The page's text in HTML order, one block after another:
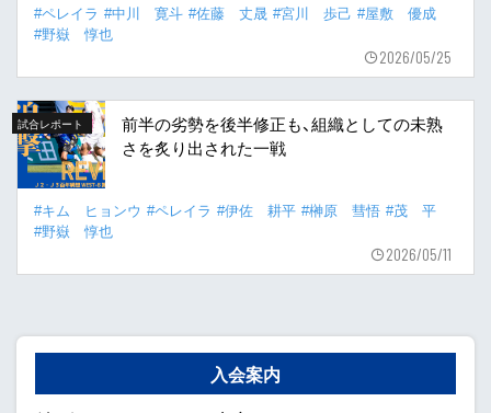
#ペレイラ #中川 寛斗 #佐藤 丈晟 #宮川 歩己 #屋敷 優成
#野嶽 惇也
2026/05/25
試合レポート
前半の劣勢を後半修正も、組織としての未熟
さを炙り出された一戦
#キム ヒョンウ #ペレイラ #伊佐 耕平 #榊原 彗悟 #茂 平
#野嶽 惇也
2026/05/11
入会案内